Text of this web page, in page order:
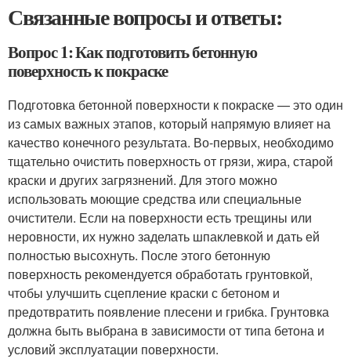
Связанные вопросы и ответы:
Вопрос 1: Как подготовить бетонную
поверхность к покраске
Подготовка бетонной поверхности к покраске — это один
из самых важных этапов, который напрямую влияет на
качество конечного результата. Во-первых, необходимо
тщательно очистить поверхность от грязи, жира, старой
краски и других загрязнений. Для этого можно
использовать моющие средства или специальные
очистители. Если на поверхности есть трещины или
неровности, их нужно заделать шпаклевкой и дать ей
полностью высохнуть. После этого бетонную
поверхность рекомендуется обработать грунтовкой,
чтобы улучшить сцепление краски с бетоном и
предотвратить появление плесени и грибка. Грунтовка
должна быть выбрана в зависимости от типа бетона и
условий эксплуатации поверхности.